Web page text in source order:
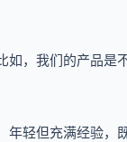
，我们的产品
年轻但充满经验